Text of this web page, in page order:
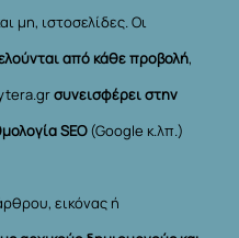
μη, ιστοσελίδες. Οι
από κάθε προβολή,
συνεισφέρει στην
SEO(Google κ.λπ.)
εικόνας ή